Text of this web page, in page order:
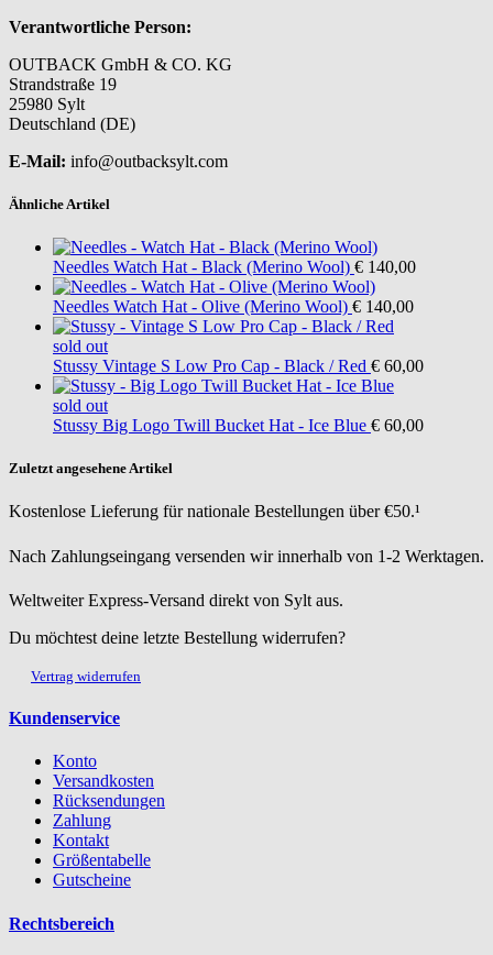
Verantwortliche Person:
OUTBACK GmbH & CO. KG
Strandstraße 19
25980 Sylt
Deutschland (DE)
E-Mail: info@outbacksylt.com
Ähnliche Artikel
Needles Watch Hat - Black (Merino Wool) € 140,00
Needles Watch Hat - Olive (Merino Wool) € 140,00
sold out
Stussy Vintage S Low Pro Cap - Black / Red € 60,00
sold out
Stussy Big Logo Twill Bucket Hat - Ice Blue € 60,00
Zuletzt angesehene Artikel
Kostenlose Lieferung für nationale Bestellungen über €50.¹
Nach Zahlungseingang versenden wir innerhalb von 1-2 Werktagen.
Weltweiter Express-Versand direkt von Sylt aus.
Du möchtest deine letzte Bestellung widerrufen?
Vertrag widerrufen
Kundenservice
Konto
Versandkosten
Rücksendungen
Zahlung
Kontakt
Größentabelle
Gutscheine
Rechtsbereich